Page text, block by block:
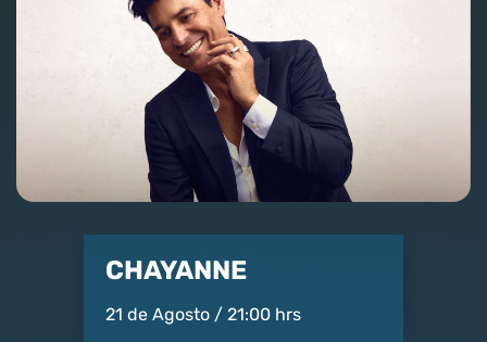
Club Movistar
CHAYANNE
21 de Agosto / 21:00 hrs